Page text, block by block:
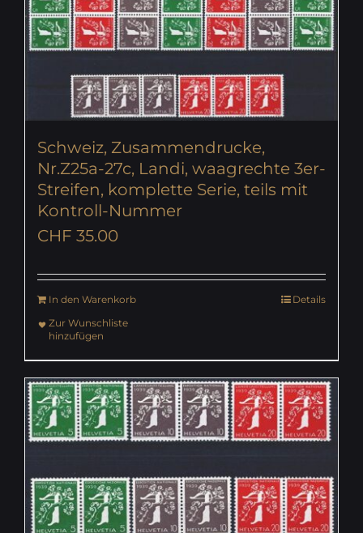
Schweiz, Zusammendrucke,
Nr.Z25a-27c, Landi, waagrechte 3er-
Streifen, komplette Serie, teils mit
Kontroll-Nummer
CHF 35.00
In den Warenkorb
Details
Zur Wunschliste
hinzufügen